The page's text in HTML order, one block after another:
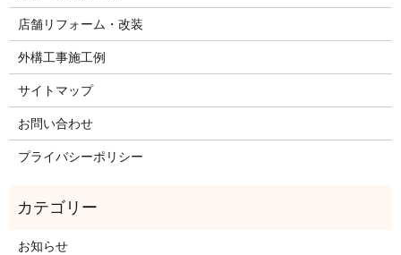
店舗リフォーム・改装
外構工事施工例
サイトマップ
お問い合わせ
プライバシーポリシー
お知らせ